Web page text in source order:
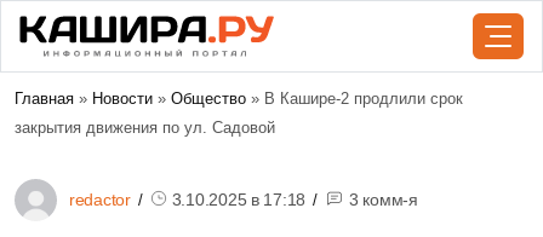
Главная » Новости » Общество » В Кашире-2 продлили срок
закрытия движения по ул. Садовой
redactor 3.10.2025 в 17:18 3 комм-я